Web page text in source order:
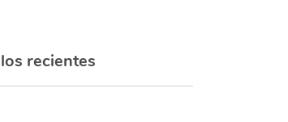
recientes